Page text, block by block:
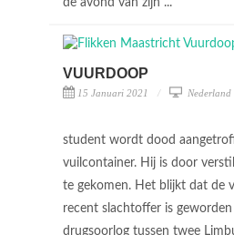
de avond van zijn ...
VUURDOOP
15 Januari 2021 Nederland
student wordt dood
vuilcontainer. Hij is door
te gekomen. Het blijkt dat de
recent slachtoffer is geworden
drugsoorlog tussen twee